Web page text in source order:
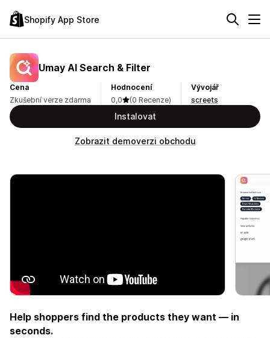
Shopify App Store
Umay AI Search & Filter
Cena
Zkušební verze zdarma
Hodnocení
0,0
(0 Recenze)
Vývojář
screets
Instalovat
Zobrazit demoverzi obchodu
Help shoppers find the products they want — in
seconds.